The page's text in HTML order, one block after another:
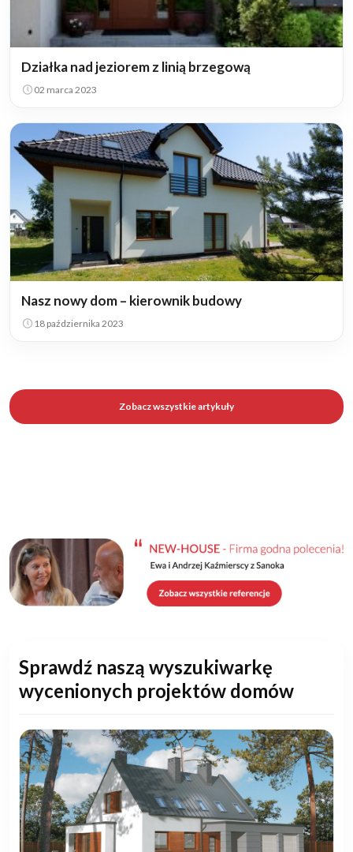
Działka nad jeziorem z linią brzegową
02 marca 2023
Nasz nowy dom – kierownik budowy
18 października 2023
Zobacz wszystkie artykuły
Sprawdź naszą wyszukiwarkę
wycenionych projektów domów